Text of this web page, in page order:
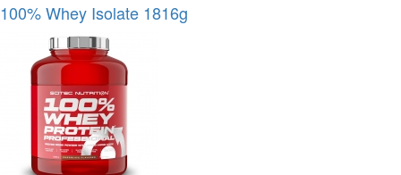
100% Whey Isolate 1816g